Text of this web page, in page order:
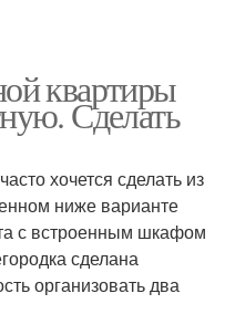
квартиры
Сделать
хочется сделать из
ниже варианте
с встроенным шкафом
сделана
организовать два